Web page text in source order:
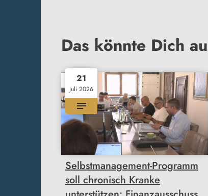
Das könnte Dich
21
Juli 2026
Selbstmanagement-Programm
soll chronisch Kranke